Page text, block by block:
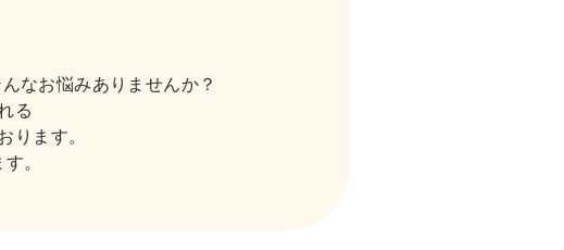
なお悩みありませんか？
る
ります。
。